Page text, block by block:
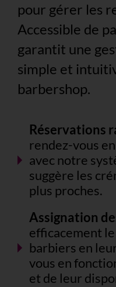
pour gérer les
Accessible de
garantit une
simple et
barbershop.
Réservations
rendez-vous
avec notre
suggère les
plus proches.
Assignation
efficacement
barbiers en
vous en
et de leur